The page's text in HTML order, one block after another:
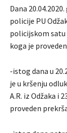
Dana
policije PU
policijskom satu
koga je
-istog dana u
je u kršenju
A.R. iz Odžaka i
proveden